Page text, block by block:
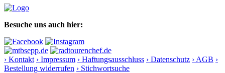
Besuche uns auch hier:
› Kontakt › Impressum › Haftungsausschluss › Datenschutz › AGB ›
Bestellung widerrufen › Stichwortsuche